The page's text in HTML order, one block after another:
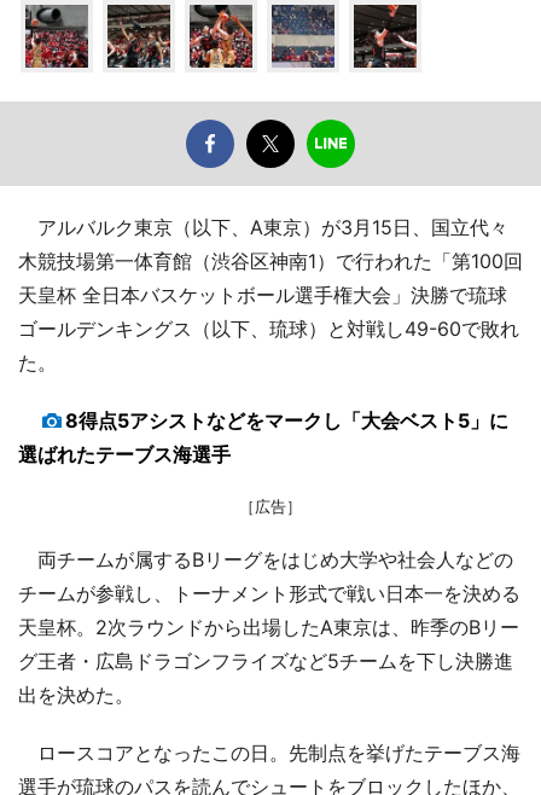
アルバルク東京（以下、A東京）が3月15日、国立代々
木競技場第一体育館（渋谷区神南1）で行われた「第100回
天皇杯 全日本バスケットボール選手権大会」決勝で琉球
ゴールデンキングス（以下、琉球）と対戦し49-60で敗れ
た。
8得点5アシストなどをマークし「大会ベスト5」に
選ばれたテーブス海選手
［広告］
両チームが属するBリーグをはじめ大学や社会人などの
チームが参戦し、トーナメント形式で戦い日本一を決める
天皇杯。2次ラウンドから出場したA東京は、昨季のBリー
グ王者・広島ドラゴンフライズなど5チームを下し決勝進
出を決めた。
ロースコアとなったこの日。先制点を挙げたテーブス海
選手が琉球のパスを読んでシュートをブロックしたほか、